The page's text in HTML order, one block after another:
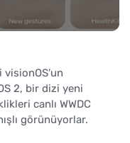
2, bir dizi yeni
canlı WWDC
görünüyorlar.